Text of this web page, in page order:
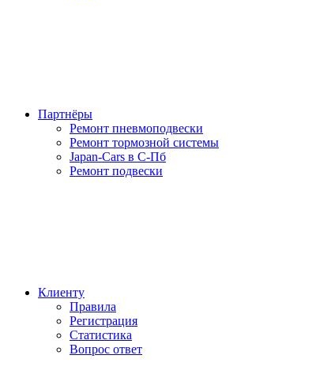
Партнёры
Ремонт пневмоподвески
Ремонт тормозной системы
Japan-Cars в С-Пб
Ремонт подвески
Клиенту
Правила
Регистрация
Статистика
Вопрос ответ